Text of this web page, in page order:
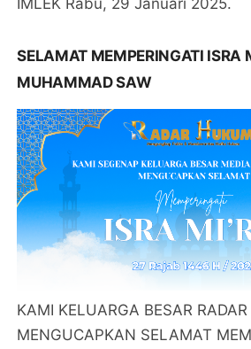
IMLEK Rabu, 29 Januari 2025.
SELAMAT MEMPERINGATI ISRA
MUHAMMAD SAW
KAMI KELUARGA BESAR
MENGUCAPKAN SELAMAT